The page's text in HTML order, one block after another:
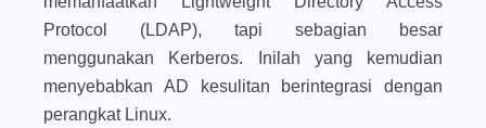
Protocol (LDAP), tapi sebagian besar
menggunakan Kerberos. Inilah yang kemudian
menyebabkan AD kesulitan berintegrasi dengan
perangkat Linux.